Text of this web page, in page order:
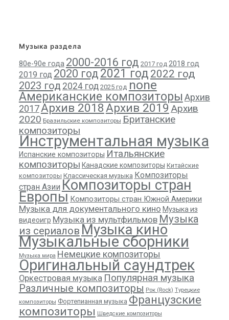
Музыка раздела
80е-90е года 2000-2016 год 2017 год 2018 год
2019 год 2020 год 2021 год 2022 год
2023 год 2024 год 2025 год none
Американские композиторы Архив
2017Архив 2018Архив 2019 Архив
2020 Бразильские композиторы Британские
композиторы
Инструментальная музыка
Испанские композиторы Итальянские
композиторы Канадские композиторы Китайские
композиторы Классическая музыка Композиторы
стран Азии Композиторы стран
Европы Композиторы стран Южной Америки
Музыка для документального кино Музыка из
видеоигр Музыка из мультфильмов Музыка
из сериалов Музыка кино
Музыкальные сборники
Музыка мира Немецкие композиторы
Оригинальный саундтрек
Оркестровая музыка Популярная музыка
Различные композиторы Рок (Rock) Турецкие
композиторы Фортепианная музыка Французские
композиторы Шведские композиторы